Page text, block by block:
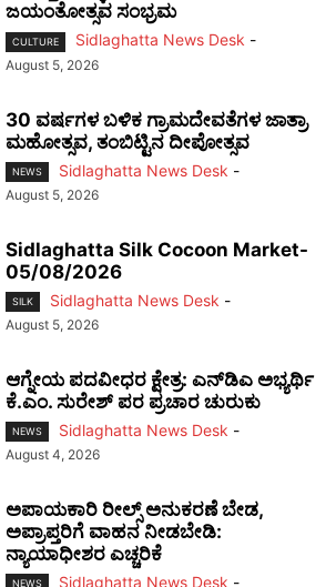
ಜಯಂತೋತ್ಸವ ಸಂಭ್ರಮ
CULTURE Sidlaghatta News Desk -
August 5, 2026
30 ವರ್ಷಗಳ ಬಳಿಕ ಗ್ರಾಮದೇವತೆಗಳ ಜಾತ್ರಾ
ಮಹೋತ್ಸವ, ತಂಬಿಟ್ಟಿನ ದೀಪೋತ್ಸವ
NEWS Sidlaghatta News Desk -
August 5, 2026
Sidlaghatta Silk Cocoon Market-
05/08/2026
SILK Sidlaghatta News Desk -
August 5, 2026
ಆಗ್ನೇಯ ಪದವೀಧರ ಕ್ಷೇತ್ರ: ಎನ್‌ಡಿಎ ಅಭ್ಯರ್ಥಿ
ಕೆ.ಎಂ. ಸುರೇಶ್ ಪರ ಪ್ರಚಾರ ಚುರುಕು
NEWS Sidlaghatta News Desk -
August 4, 2026
ಅಪಾಯಕಾರಿ ರೀಲ್ಸ್ ಅನುಕರಣೆ ಬೇಡ,
ಅಪ್ರಾಪ್ತರಿಗೆ ವಾಹನ ನೀಡಬೇಡಿ:
ನ್ಯಾಯಾಧೀಶರ ಎಚ್ಚರಿಕೆ
NEWS Sidlaghatta News Desk -